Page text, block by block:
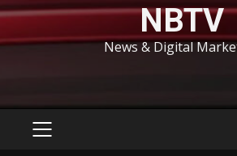
NBTV
News & Digital
PRIMARY